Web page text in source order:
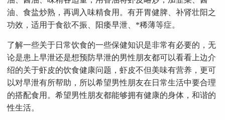
油、食盐炒熟，再调入味精食用。有开胃健脾、补肾壮阳之
功效，适用于食欲不振、阳痿早泄、*稀薄等症。
了解一些关于日常饮食的一些保健知识是非常有必要的，无
论是患上早泄还是想预防早泄的男性朋友都可以看看上边介
绍的关于虾皮的饮食健康问题，虾皮不但美味有营养，更可
以对早泄有所帮助，所以希望男性朋友在日常生活中要合理
的搭配食用。希望男性朋友都能够拥有健康的身体，和谐的
性生活。